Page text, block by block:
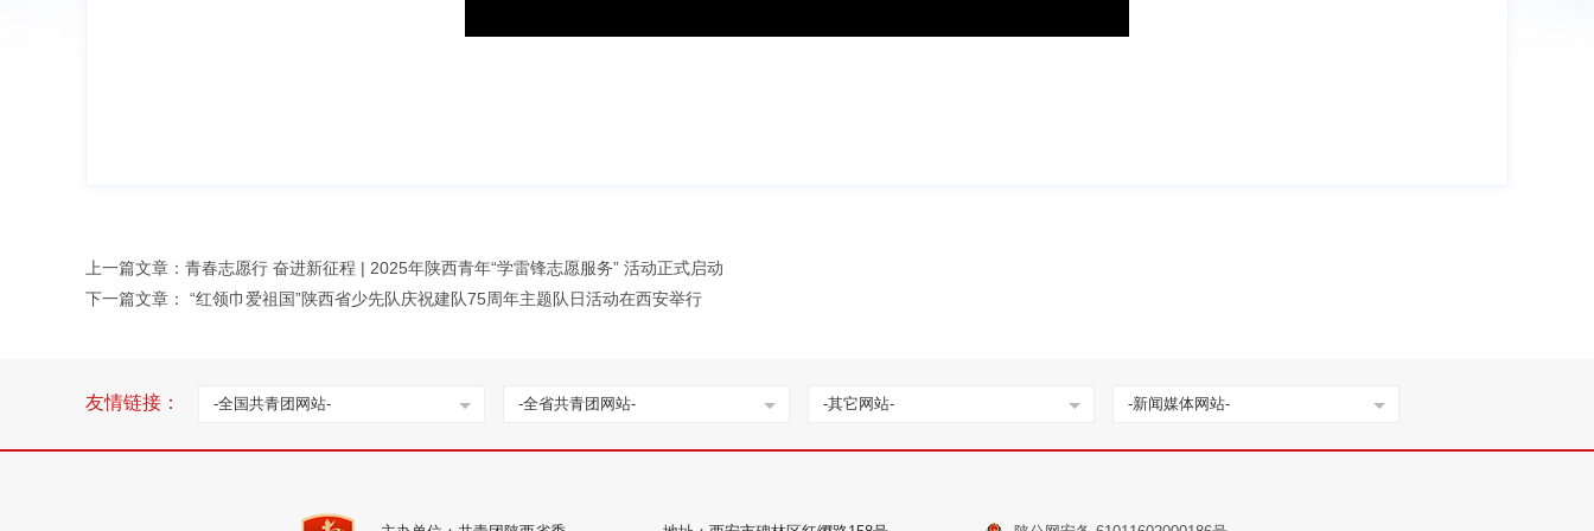
上一篇文章： 青春志愿行 奋进新征程 | 2025年陕西青年“学雷锋志愿服务” 活动正式启动
下一篇文章：
“红领巾爱祖国”陕西省少先队庆祝建队75周年主题队日活动在西安举行
友情链接： -全国共青团网站- -全省共青团网站- -其它网站- -新闻媒体网站-